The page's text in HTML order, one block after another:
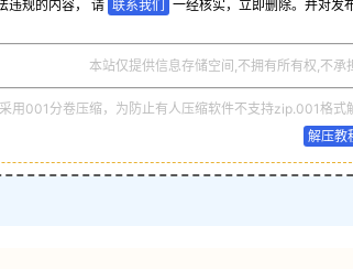
违规的内容， 请 联系我们 一经核实，立即删除。并对发
本站仅提供信息存储空间,不拥有所有权,不承
用001分卷压缩，为防止有人压缩软件不支持zip.001格
解压教